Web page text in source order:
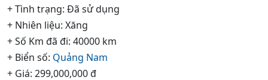
+ Tình trạng: Đã sử dụng
+ Nhiên liệu: Xăng
+ Số Km đã đi: 40000 km
+ Biển số: Quảng Nam
+ Giá: 299,000,000 đ